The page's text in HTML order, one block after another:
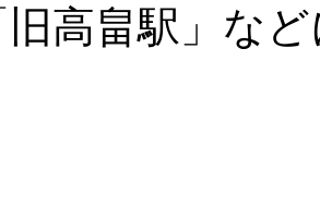
高畠駅」な